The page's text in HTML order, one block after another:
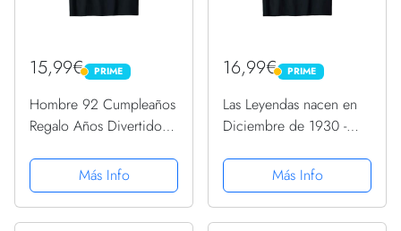
15,99€ PRIME
PRIME
Hombre 92 Cumpleaños
Regalo Años Divertido
CamisetaMás Info
16,99€ PRIME
PRIME
Las Leyendas nacen en
Diciembre de 1930 -
CamisetaMás Info